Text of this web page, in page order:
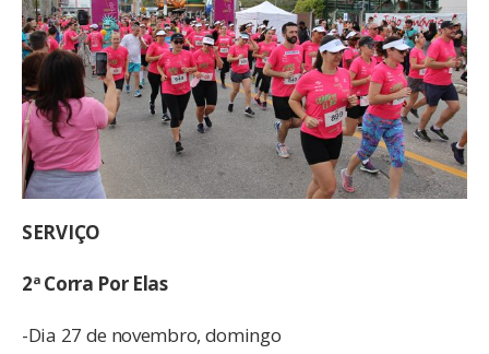
SERVIÇO
2ª Corra Por Elas
-Dia 27 de novembro, domingo